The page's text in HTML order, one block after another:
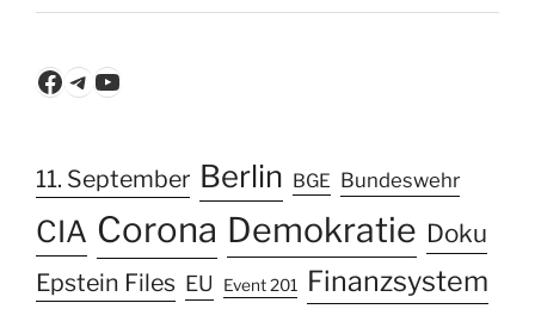
Facebook
Telegram
YouTube
11. September Berlin BGE Bundeswehr
CIA Corona Demokratie Doku
Epstein Files EU Event 201 Finanzsystem